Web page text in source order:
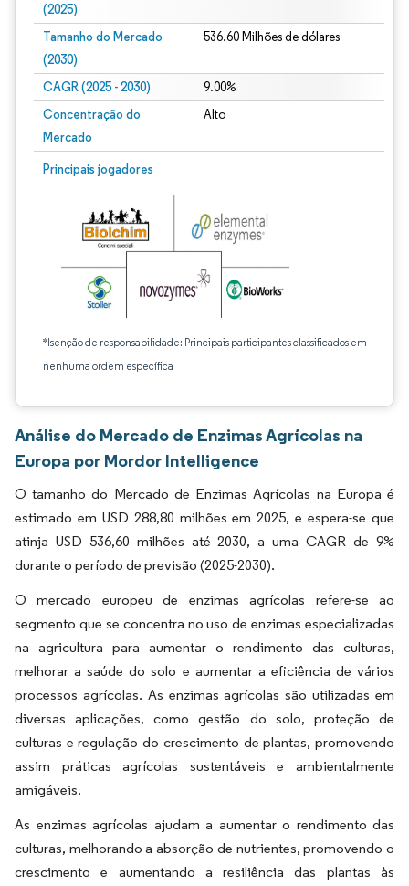
(2025)
Tamanho do Mercado
(2030)
536.60 Milhões de dólares
CAGR (2025 - 2030) 9.00%
Concentração do
Mercado
Alto
Principais jogadores
*Isenção de responsabilidade: Principais participantes classificados em
nenhuma ordem específica
Análise do Mercado de Enzimas Agrícolas na
Europa por Mordor Intelligence
O tamanho do Mercado de Enzimas Agrícolas na Europa é
estimado em USD 288,80 milhões em 2025, e espera-se que
atinja USD 536,60 milhões até 2030, a uma CAGR de 9%
durante o período de previsão (2025-2030).
O mercado europeu de enzimas agrícolas refere-se ao
segmento que se concentra no uso de enzimas especializadas
na agricultura para aumentar o rendimento das culturas,
melhorar a saúde do solo e aumentar a eficiência de vários
processos agrícolas. As enzimas agrícolas são utilizadas em
diversas aplicações, como gestão do solo, proteção de
culturas e regulação do crescimento de plantas, promovendo
assim práticas agrícolas sustentáveis e ambientalmente
amigáveis.
As enzimas agrícolas ajudam a aumentar o rendimento das
culturas, melhorando a absorção de nutrientes, promovendo o
crescimento e aumentando a resiliência das plantas às